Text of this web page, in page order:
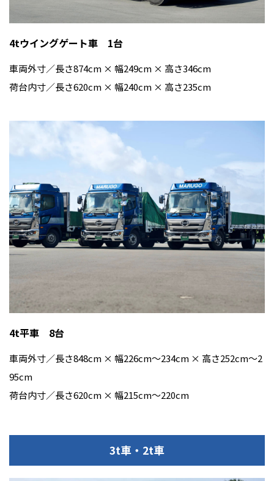
4tウイングゲート車 1台
車両外寸／長さ874cm × 幅249cm × 高さ346cm
荷台内寸／長さ620cm × 幅240cm × 高さ235cm
4t平車 8台
車両外寸／長さ848cm × 幅226cm〜234cm × 高さ252cm〜2
95cm
荷台内寸／長さ620cm × 幅215cm〜220cm
3t車・2t車